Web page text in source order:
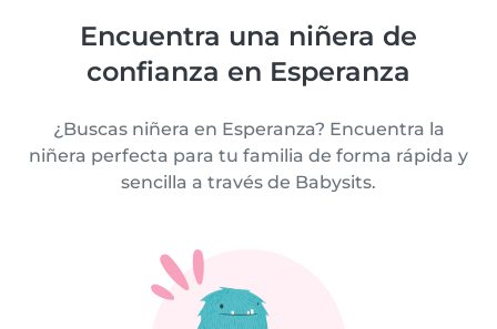
Encuentra una niñera de
confianza en Esperanza
¿Buscas niñera en Esperanza? Encuentra la
niñera perfecta para tu familia de forma rápida y
sencilla a través de Babysits.